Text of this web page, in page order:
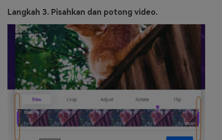
Langkah 3. Pisahkan dan potong video.